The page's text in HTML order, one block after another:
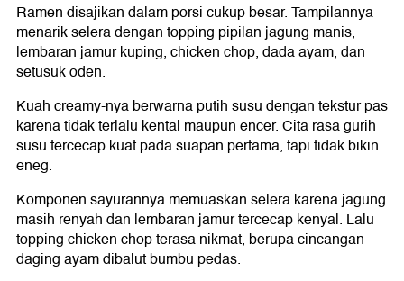
Ramen disajikan dalam porsi cukup besar. Tampilannya
menarik selera dengan topping pipilan jagung manis,
lembaran jamur kuping, chicken chop, dada ayam, dan
setusuk oden.
Kuah creamy-nya berwarna putih susu dengan tekstur pas
karena tidak terlalu kental maupun encer. Cita rasa gurih
susu tercecap kuat pada suapan pertama, tapi tidak bikin
eneg.
Komponen sayurannya memuaskan selera karena jagung
masih renyah dan lembaran jamur tercecap kenyal. Lalu
topping chicken chop terasa nikmat, berupa cincangan
daging ayam dibalut bumbu pedas.